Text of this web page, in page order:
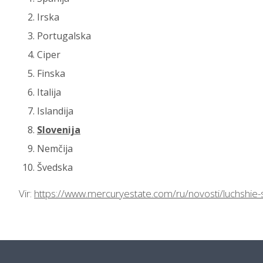
Irska
Portugalska
Ciper
Finska
Italija
Islandija
Slovenija
Nemčija
Švedska
Vir: https://www.mercuryestate.com/ru/novosti/